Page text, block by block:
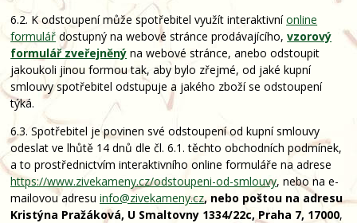
6.2. K odstoupení může spotřebitel využít interaktivníonline
formulář dostupný na webové stránce prodávajícího,vzorový
formulář zveřejněný na webové stránce, anebo odstoupit
jakoukoli jinou formou tak, aby bylo zřejmé, od jaké kupní
smlouvy spotřebitel odstupuje a jakého zboží se odstoupení
týká.
6.3. Spotřebitel je povinen své odstoupení od kupní smlouvy
odeslat ve lhůtě 14 dnů dle čl. 6.1. těchto obchodních podmínek,
a to prostřednictvím interaktivního online formuláře na adrese
https://www.zivekameny.cz/odstoupeni-od-smlouvy, nebo na e-
mailovou adresuinfo@zivekameny.cz, nebo poštou na adresu
Kristýna Pražáková, U Smaltovny 1334/22c, Praha 7, 17000,